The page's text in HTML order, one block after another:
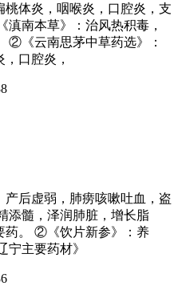
体炎，咽喉炎，口腔炎，支
南本草》：治风热积毒，
②《云南思茅中草药选》：
口腔炎，
后虚弱，肺痨咳嗽吐血，盗
添髓，泽润肺脏，增长脂
药。 ②《饮片新参》：养
主要药材》